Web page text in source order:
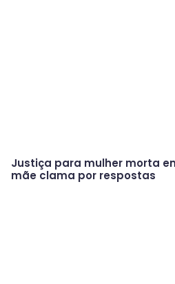
Justiça para mulher morta
mãe clama por respostas